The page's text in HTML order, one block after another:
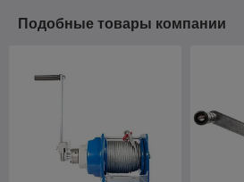
Подобные товары компании